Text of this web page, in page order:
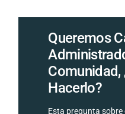
Queremos
Hacerlo?
Esta pregunta sobre